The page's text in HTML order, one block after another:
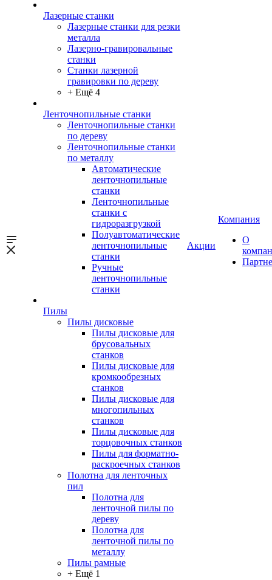
Лазерные станки
Лазерные станки для резки
металла
Лазерно-гравировальные
станки
Станки лазерной
гравировки по дереву
+ Ещё 4
Ленточнопильные станки
Ленточнопильные станки
по дереву
Ленточнопильные станки
по металлу
Автоматические
ленточнопильные
станки
Ленточнопильные
станки с
гидроразгрузкой
Полуавтоматические
ленточнопильные
станки
Ручные
ленточнопильные
станки
Пилы
Пилы дисковые
Пилы дисковые для
брусовальных
станков
Пилы дисковые для
кромкообрезных
станков
Пилы дисковые для
многопильных
станков
Пилы дисковые для
торцовочных станков
Пилы для форматно-
раскроечных станков
Полотна для ленточных
пил
Полотна для
ленточной пилы по
дереву
Полотна для
ленточной пилы по
металлу
Пилы рамные
+ Ещё 1
Акции
Компания
О